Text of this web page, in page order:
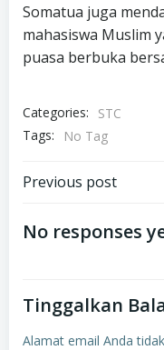
Somatua juga
mahasiswa Muslim
puasa berbuka
Categories:
STC
Tags:
No Tag
Navigasi
pos
Previous post
No responses
Tinggalkan
Alamat email Anda